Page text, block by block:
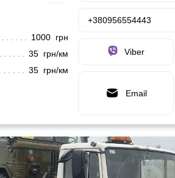
1000 грн
35 грн/км
35 грн/км
+380956554443
Viber
Email